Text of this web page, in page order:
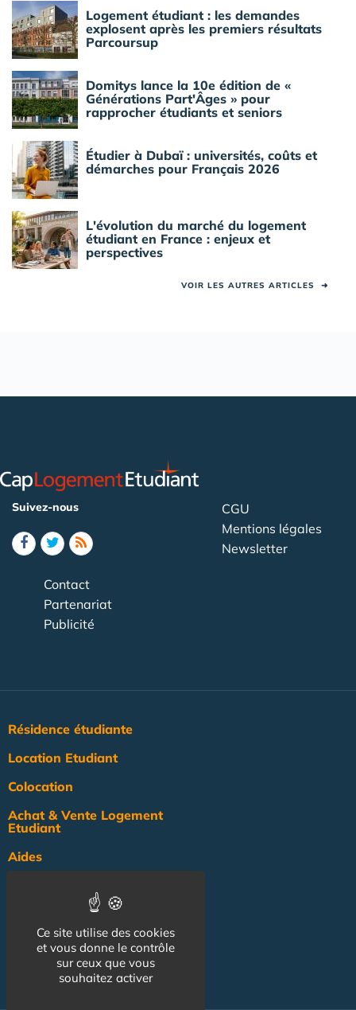
Logement étudiant : les demandes
explosent après les premiers résultats
Parcoursup
Domitys lance la 10e édition de «
Générations Part'Âges » pour
rapprocher étudiants et seniors
Étudier à Dubaï : universités, coûts et
démarches pour Français 2026
L'évolution du marché du logement
étudiant en France : enjeux et
perspectives
VOIR LES AUTRES ARTICLES ➜
Suivez-nous
CGU
Mentions légales
Newsletter
Contact
Partenariat
Publicité
Résidence étudiante
Location Etudiant
Colocation
Achat & Vente Logement
Etudiant
Aides
NOS AUTRES SITES :
Ce site utilise des cookies
et vous donne le contrôle
sur ceux que vous
souhaitez activer